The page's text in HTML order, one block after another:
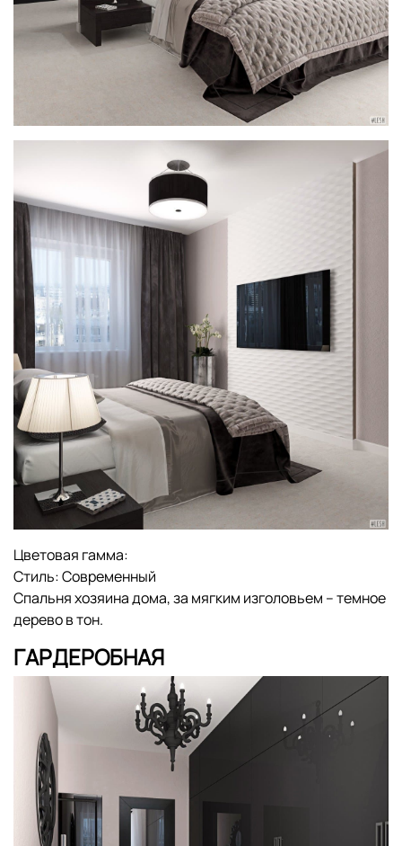
Цветовая гамма:
Стиль:Современный
Спальня хозяина дома, за мягким изголовьем – темное
дерево в тон.
ГАРДЕРОБНАЯ